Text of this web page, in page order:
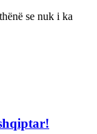
se nuk i ka